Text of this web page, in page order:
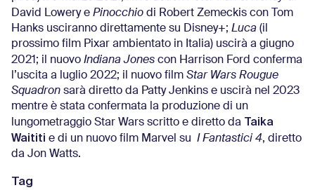
David Lowery e Pinocchio di Robert Zemeckis con Tom
Hanks usciranno direttamente su Disney+; Luca (il
prossimo film Pixar ambientato in Italia) uscirà a giugno
2021; il nuovo Indiana Jones con Harrison Ford conferma
l’uscita a luglio 2022; il nuovo film Star Wars Rougue
Squadron sarà diretto da Patty Jenkins e uscirà nel 2023
mentre è stata confermata la produzione di un
lungometraggio Star Wars scritto e diretto da Taika
Waititi e di un nuovo film Marvel su IFantastici 4, diretto
da Jon Watts.
Tag